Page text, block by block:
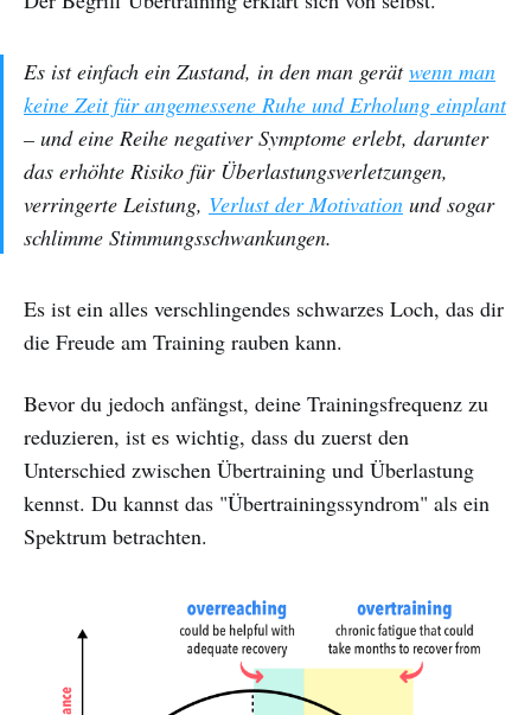
Es ist einfach ein Zustand, in den man gerätwenn man
keine Zeit für angemessene Ruhe und Erholung einplant
– und eine Reihe negativer Symptome erlebt, darunter
das erhöhte Risiko für Überlastungsverletzungen,
verringerte Leistung, Verlust der Motivation und sogar
schlimme Stimmungsschwankungen.
Es ist ein alles verschlingendes schwarzes Loch, das dir
die Freude am Training rauben kann.
Bevor du jedoch anfängst, deine Trainingsfrequenz zu
reduzieren, ist es wichtig, dass du zuerst den
Unterschied zwischen Übertraining und Überlastung
kennst. Du kannst das "Übertrainingssyndrom" als ein
Spektrum betrachten.